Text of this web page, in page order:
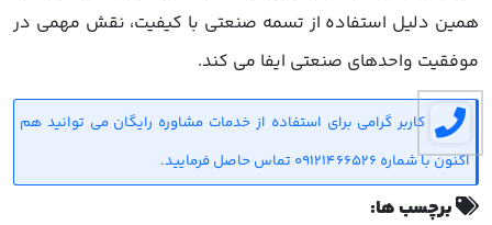
همین دلیل استفاده از تسمه صنعتی با کیفیت، نقش مهمی در
موفقیت واحدهای صنعتی ایفا می کند.
کاربر گرامی برای استفاده از خدمات مشاوره رایگان می توانید هم
اکنون با شماره 09121466526 تماس حاصل فرمایید.
برچسب ها: